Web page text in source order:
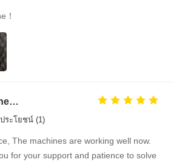
！
TUV Rheinland
ระโยชน์ (1)
The machines are working well now.
for your support and patience to solve